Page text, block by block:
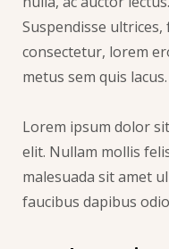
Suspendisse
consectetur, lorem
metus sem quis lacus.
Lorem ipsum dolor
elit. Nullam mollis
malesuada sit amet
faucibus dapibus